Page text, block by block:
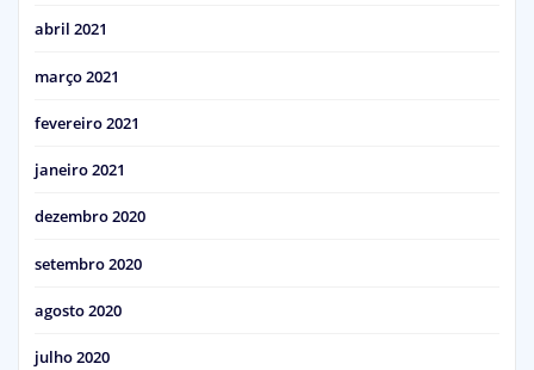
abril 2021
março 2021
fevereiro 2021
janeiro 2021
dezembro 2020
setembro 2020
agosto 2020
julho 2020